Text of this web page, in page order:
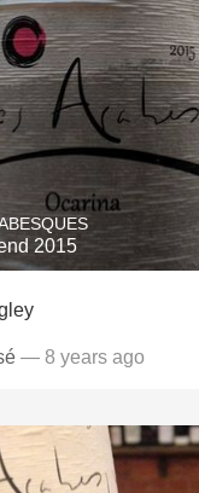
2015
— 8 years ago